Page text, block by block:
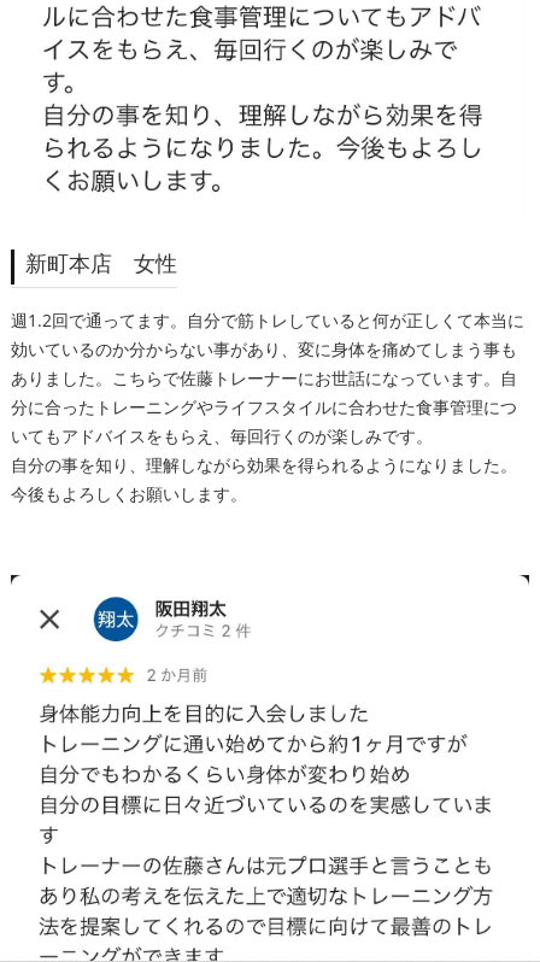
新町本店 女性
週1.2回で通ってます。自分で筋トレしていると何が正しくて本当に
効いているのか分からない事があり、変に身体を痛めてしまう事も
ありました。こちらで佐藤トレーナーにお世話になっています。自
分に合ったトレーニングやライフスタイルに合わせた食事管理につ
いてもアドバイスをもらえ、毎回行くのが楽しみです。
自分の事を知り、理解しながら効果を得られるようになりました。
今後もよろしくお願いします。